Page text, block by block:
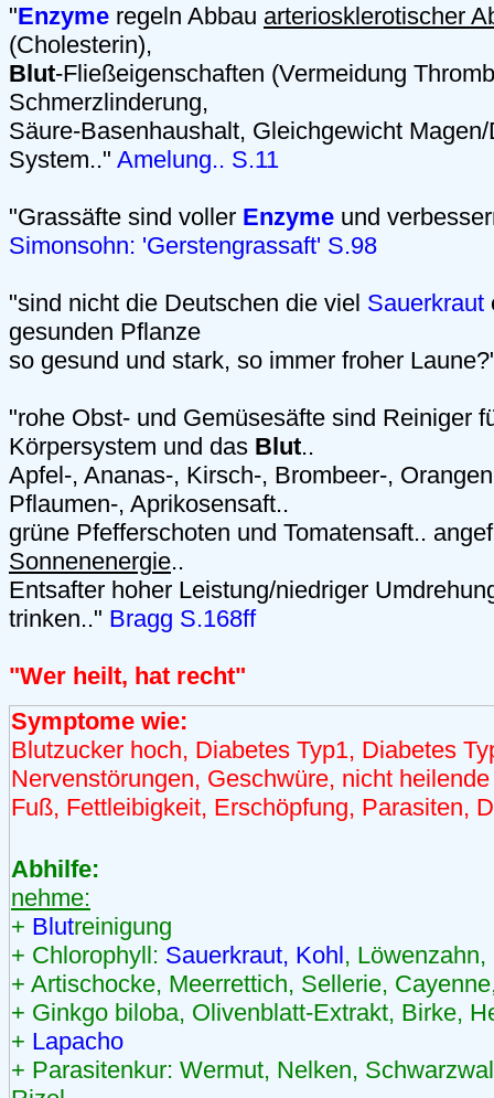
"Enzyme regeln Abbau arteriosklerotischer
(Cholesterin),
Blut-Fließeigenschaften (Vermeidung
Schmerzlinderung,
Säure-Basenhaushalt, Gleichgewicht
System.." Amelung.. S.11
"Grassäfte sind voller Enzyme und
Simonsohn: 'Gerstengrassaft' S.98
"sind nicht die Deutschen die viel Sauerkraut
gesunden Pflanze
so gesund und stark, so immer froher
"rohe Obst- und Gemüsesäfte sind Reiniger
Körpersystem und das Blut..
Apfel-, Ananas-, Kirsch-, Brombeer-,
Pflaumen-, Aprikosensaft..
grüne Pfefferschoten und Tomatensaft..
Sonnenenergie..
Entsafter hoher Leistung/niedriger
trinken.." Bragg S.168ff
"Wer heilt, hat recht"
Symptome wie:
Blutzucker hoch, Diabetes Typ1, Diabetes
Nervenstörungen, Geschwüre, nicht
Fuß, Fettleibigkeit, Erschöpfung, Parasiten,
Abhilfe:
nehme:
+ Blutreinigung
+ Chlorophyll: Sauerkraut, Kohl ,
+ Artischocke, Meerrettich, Sellerie,
+ Ginkgo biloba, Olivenblatt-Extrakt, Birke,
+ Lapacho
+ Parasitenkur: Wermut, Nelken,